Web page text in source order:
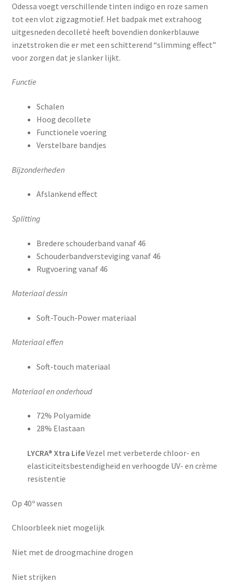
Odessa voegt verschillende tinten indigo en roze samen
tot een vlot zigzagmotief. Het badpak met extrahoog
uitgesneden decolleté heeft bovendien donkerblauwe
inzetstroken die er met een schitterend “slimming effect”
voor zorgen dat je slanker lijkt.
Functie
Schalen
Hoog decollete
Functionele voering
Verstelbare bandjes
Bijzonderheden
Afslankend effect
Splitting
Bredere schouderband vanaf 46
Schouderbandversteviging vanaf 46
Rugvoering vanaf 46
Materiaal dessin
Soft-Touch-Power materiaal
Materiaal effen
Soft-touch materiaal
Materiaal en onderhoud
72% Polyamide
28% Elastaan
LYCRA® Xtra LifeVezel met verbeterde chloor- en
elasticiteitsbestendigheid en verhoogde UV- en crème
resistentie
Op 40º wassen
Chloorbleek niet mogelijk
Niet met de droogmachine drogen
Niet strijken